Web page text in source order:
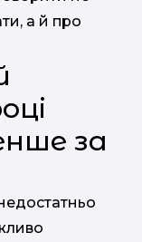
а й про
за